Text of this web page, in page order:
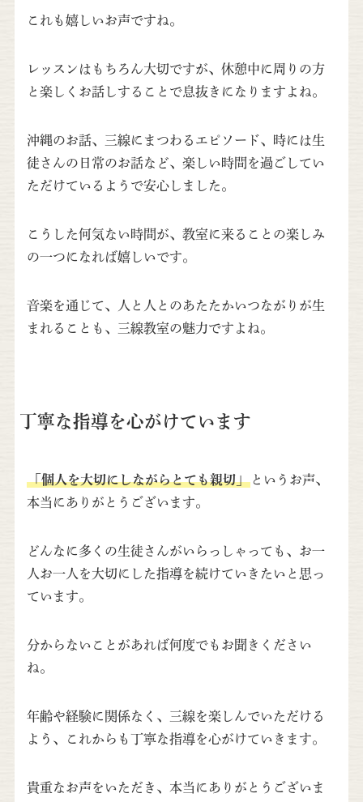
これも嬉しいお声ですね。
レッスンはもちろん大切ですが、休憩中に周りの方
と楽しくお話しすることで息抜きになりますよね。
沖縄のお話、三線にまつわるエピソード、時には生
徒さんの日常のお話など、楽しい時間を過ごしてい
ただけているようで安心しました。
こうした何気ない時間が、教室に来ることの楽しみ
の一つになれば嬉しいです。
音楽を通じて、人と人とのあたたかいつながりが生
まれることも、三線教室の魅力ですよね。
丁寧な指導を心がけています
「個人を大切にしながらとても親切」というお声、
本当にありがとうございます。
どんなに多くの生徒さんがいらっしゃっても、お一
人お一人を大切にした指導を続けていきたいと思っ
ています。
分からないことがあれば何度でもお聞きください
ね。
年齢や経験に関係なく、三線を楽しんでいただける
よう、これからも丁寧な指導を心がけていきます。
貴重なお声をいただき、本当にありがとうございま